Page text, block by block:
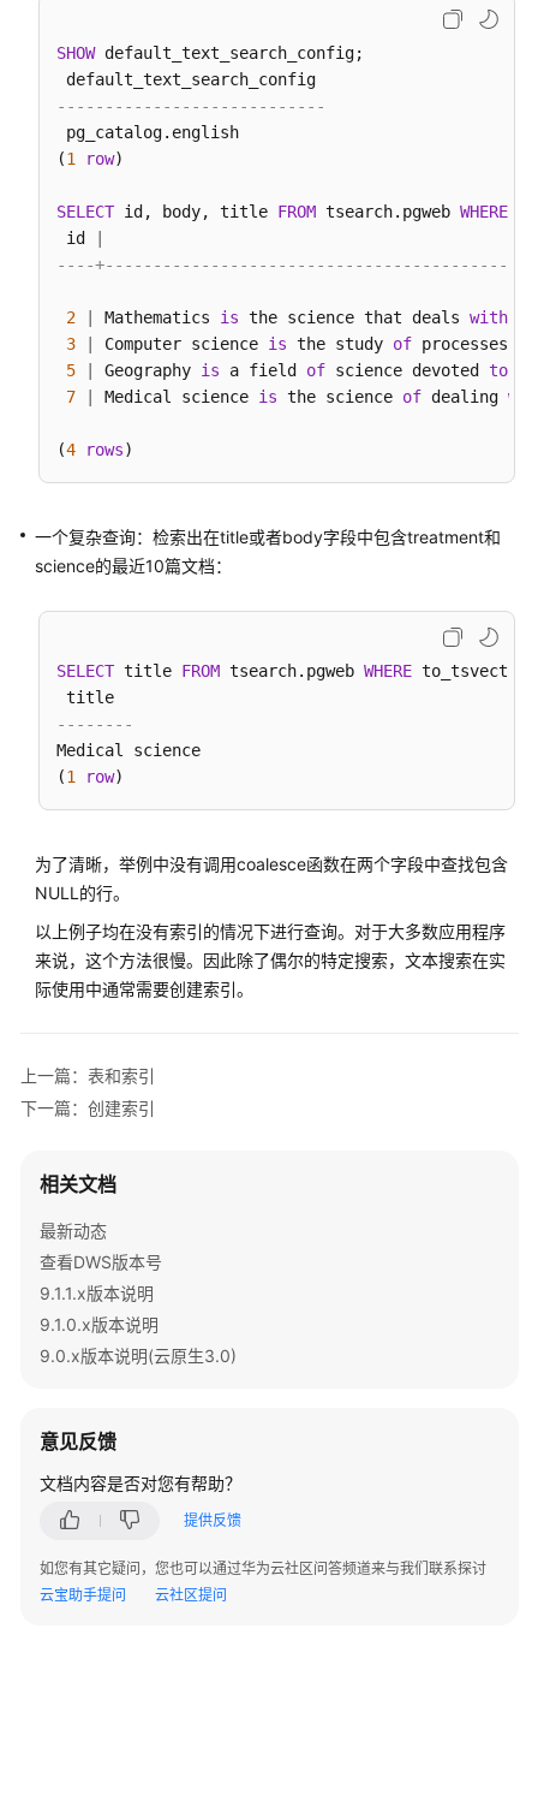
SQL
SQL
法
SQL
考
(9.1.1.x)
DWS
SQL
语
法
明
的
差
异
关
键
字
据
型
量
与
SHOW default_text_search_config;
----------------------------
pg_catalog.english
(1 row)
SELECT id, body, title FROM tsearch.pgweb WHERE
id
----
2 Mathematics is the science that deals with
3
Computer science is the study of processes
5
Geography is a field of science devoted to
7
Medical science is the science of dealing
(4 rows
一个复杂查询：检索出在title或者body字段中包含treatment和
science的最近10篇文档：
SELECT title FROM tsearch.pgweb WHERE
--------
Medical science
(1 row
为了清晰，举例中没有调用coalesce函数在两个字段中查找包含
NULL的行。
以上例子均在没有索引的情况下进行查询。对于大多数应用程序
来说，这个方法很慢。因此除了偶尔的特定搜索，文本搜索在实
际使用中通常需要创建索引。
上一篇：表和索引
下一篇：创建索引
相关文档
最新动态
查看DWS版本号
9.1.1.x版本说明
9.1.0.x版本说明
9.0.x版本说明(云原生3.0)
意见反馈
文档内容是否对您有帮助？
提供反馈
如您有其它疑问，您也可以通过华为云社区问答频道来与我们联系探讨
云宝助手提问
云社区提问